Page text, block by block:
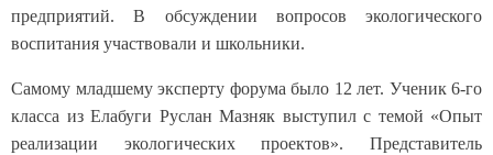
предприятий. В обсуждении вопросов экологического
воспитания участвовали и школьники.
Самому младшему эксперту форума было 12 лет. Ученик 6-го
класса из Елабуги Руслан Мазняк выступил с темой «Опыт
реализации экологических проектов». Представитель